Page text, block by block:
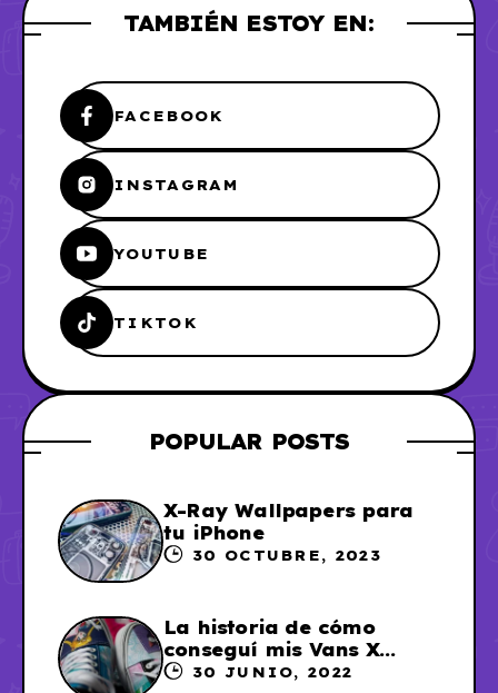
TAMBIÉN ESTOY EN:
FACEBOOK
INSTAGRAM
YOUTUBE
TIKTOK
POPULAR POSTS
X-Ray Wallpapers para
tu iPhone
30 OCTUBRE, 2023
La historia de cómo
conseguí mis Vans X
Sailor Moon
30 JUNIO, 2022